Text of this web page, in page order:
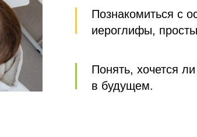
Познакомиться с
иероглифы,
Понять, хочется
в будущем.